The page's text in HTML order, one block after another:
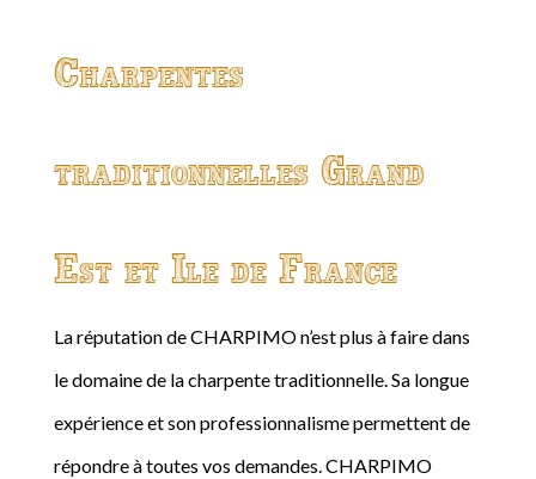
Charpentes
traditionnelles Grand
Est et Ile de France
La réputation de CHARPIMO n’est plus à faire dans
le domaine de la charpente traditionnelle. Sa longue
expérience et son professionnalisme permettent de
répondre à toutes vos demandes. CHARPIMO